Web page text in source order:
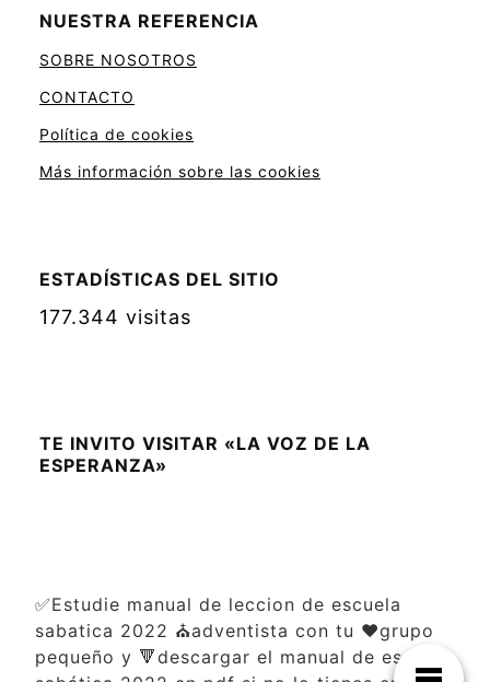
NUESTRA REFERENCIA
SOBRE NOSOTROS
CONTACTO
Política de cookies
Más información sobre las cookies
ESTADÍSTICAS DEL SITIO
177.344 visitas
TE INVITO VISITAR «LA VOZ DE LA
ESPERANZA»
✅Estudie manual de leccion de escuela
sabatica 2022 ⛪adventista con tu ❤️grupo
pequeño y 🔻descargar el manual de escuela